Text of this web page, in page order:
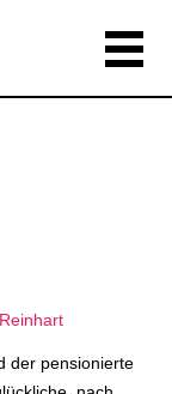
10.8. sind wir
der pensionierte